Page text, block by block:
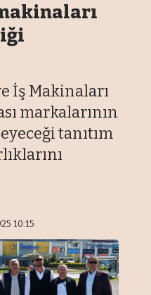
İş Makinaları
markalarının
tanıtım
10:15